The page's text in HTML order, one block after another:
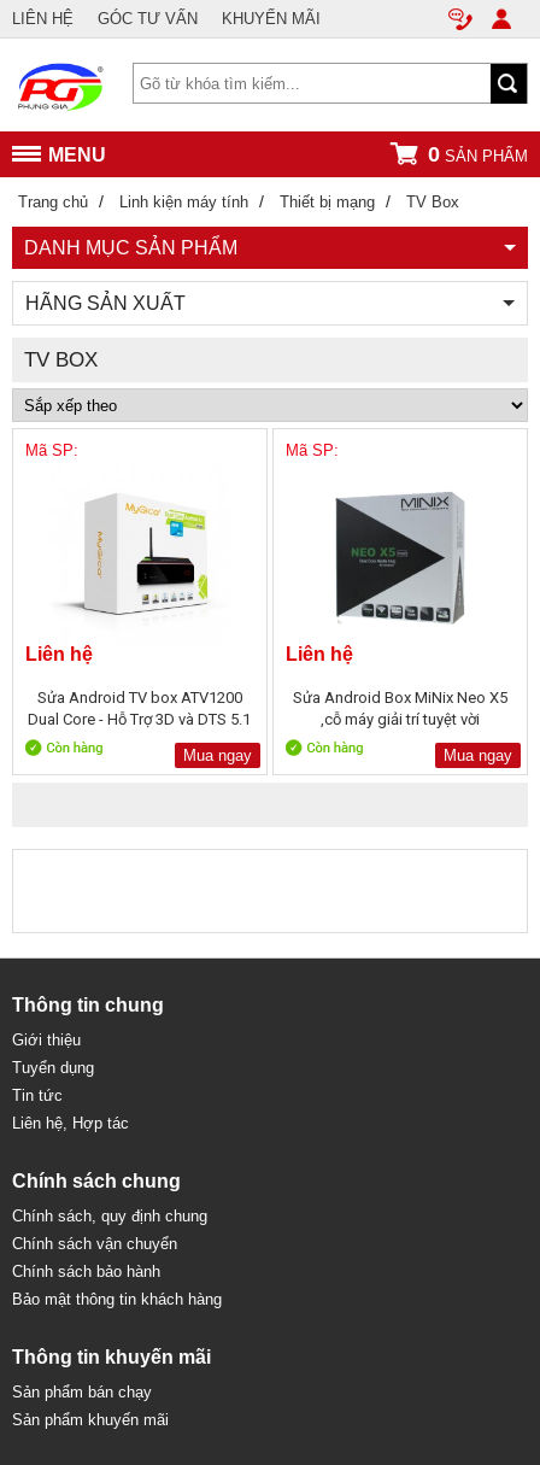
LIÊN HỆ GÓC TƯ VẤN KHUYẾN MÃI
MENU 0 SẢN PHẨM
Trang chủ / Linh kiện máy tính / Thiết bị mạng / TV Box
DANH MỤC SẢN PHẨM
HÃNG SẢN XUẤT
TV BOX
Mã SP:
Liên hệ
Sửa Android TV box ATV1200
Dual Core - Hỗ Trợ 3D và DTS 5.1
Mua ngay
Mã SP:
Liên hệ
Sửa Android Box MiNix Neo X5
,cỗ máy giải trí tuyệt vời
Mua ngay
Thông tin chung
Giới thiệu
Tuyển dụng
Tin tức
Liên hệ, Hợp tác
Chính sách chung
Chính sách, quy định chung
Chính sách vận chuyển
Chính sách bảo hành
Bảo mật thông tin khách hàng
Thông tin khuyến mãi
Sản phẩm bán chạy
Sản phẩm khuyến mãi